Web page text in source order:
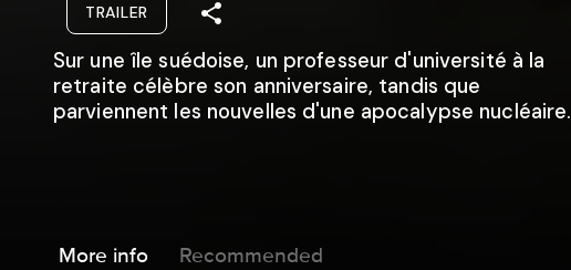
TRAILER
Sur une île suédoise, un professeur d'université à la
retraite célèbre son anniversaire, tandis que
parviennent les nouvelles d'une apocalypse nucléaire.
More info Recommended